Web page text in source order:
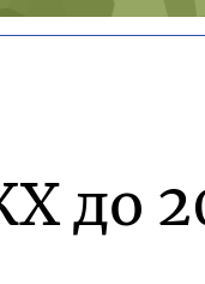
до